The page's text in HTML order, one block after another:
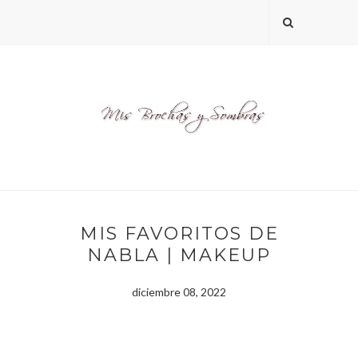
MIS FAVORITOS DE
NABLA | MAKEUP
diciembre 08, 2022